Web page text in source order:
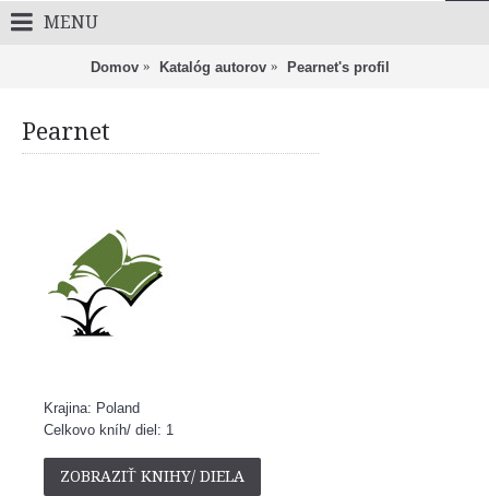
MENU
Domov Katalóg autorov Pearnet's profil
Pearnet
Krajina: Poland
Celkovo kníh/ diel: 1
ZOBRAZIŤ KNIHY/ DIELA